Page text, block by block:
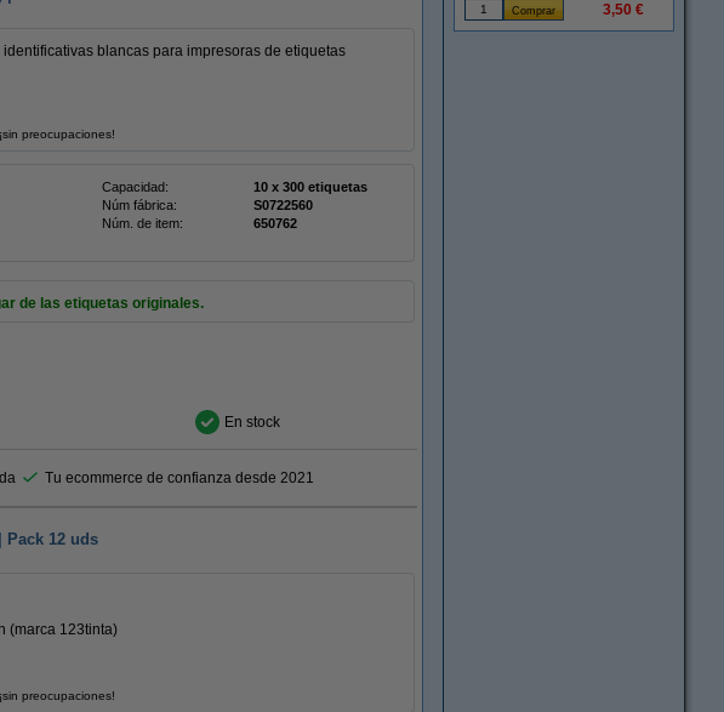
blancas para impresoras de etiquetas
preocupaciones!
Capacidad:
10 x 300 etiquetas
Núm fábrica:
S0722560
Núm. de item:
650762
de las etiquetas originales.
En stock
Tu ecommerce de confianza desde 2021
Pack 12 uds
(marca 123tinta)
preocupaciones!
3,50 €